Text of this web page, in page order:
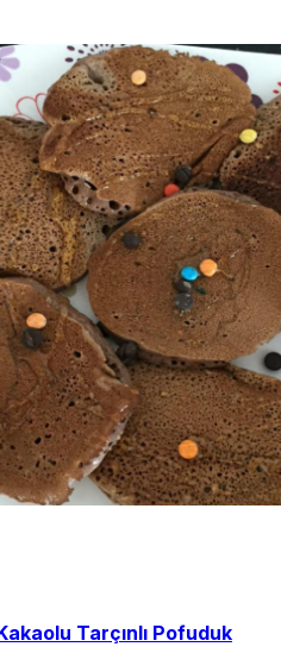
Tarçınlı Pofuduk